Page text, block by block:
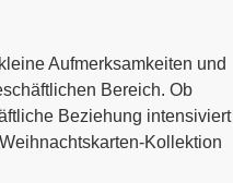
Aufmerksamkeiten und
Bereich. Ob
Beziehung intensiviert
Kollektion